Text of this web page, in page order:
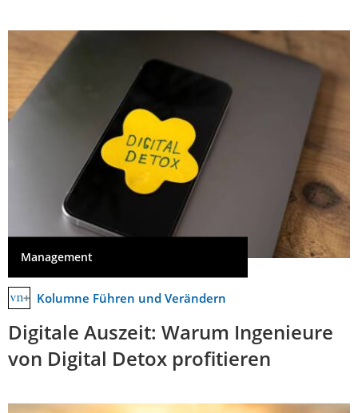
Management
Kolumne Führen und Verändern
Digitale Auszeit: Warum Ingenieure
von Digital Detox profitieren